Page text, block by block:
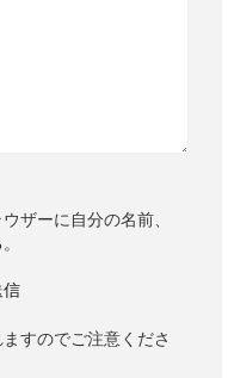
ザーに自分の名前、
すのでご注意くださ